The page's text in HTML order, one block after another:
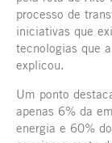
processo de
iniciativas que
tecnologias que
explicou.
Um ponto
apenas 6% da
energia e 60%